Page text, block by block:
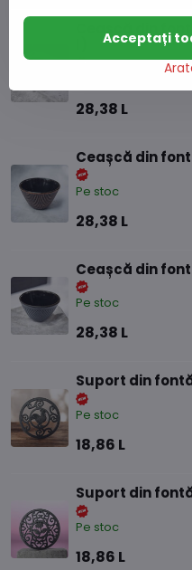
Ceașcă din
28,38 L
Ceașcă din
Pe stoc
28,38 L
Ceașcă din
Pe stoc
28,38 L
Suport din
Pe stoc
18,86 L
Suport din
Pe stoc
18,86 L
Acceptați